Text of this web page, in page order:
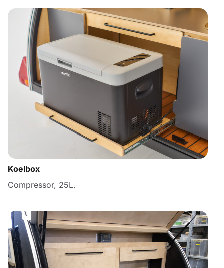
Koelbox
Compressor, 25L.